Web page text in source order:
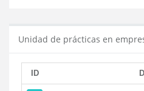
Unidad de prácticas en
ID